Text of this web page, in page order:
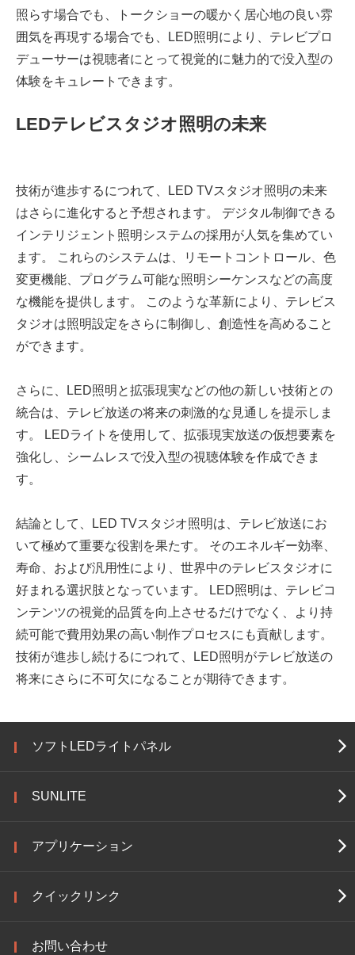
照らす場合でも、トークショーの暖かく居心地の良い雰
囲気を再現する場合でも、LED照明により、テレビプロ
デューサーは視聴者にとって視覚的に魅力的で没入型の
体験をキュレートできます。
LEDテレビスタジオ照明の未来
技術が進歩するにつれて、LED TVスタジオ照明の未来
はさらに進化すると予想されます。 デジタル制御できる
インテリジェント照明システムの採用が人気を集めてい
ます。 これらのシステムは、リモートコントロール、色
変更機能、プログラム可能な照明シーケンスなどの高度
な機能を提供します。 このような革新により、テレビス
タジオは照明設定をさらに制御し、創造性を高めること
ができます。
さらに、LED照明と拡張現実などの他の新しい技術との
統合は、テレビ放送の将来の刺激的な見通しを提示しま
す。 LEDライトを使用して、拡張現実放送の仮想要素を
強化し、シームレスで没入型の視聴体験を作成できま
す。
結論として、LED TVスタジオ照明は、テレビ放送にお
いて極めて重要な役割を果たす。 そのエネルギー効率、
寿命、および汎用性により、世界中のテレビスタジオに
好まれる選択肢となっています。 LED照明は、テレビコ
ンテンツの視覚的品質を向上させるだけでなく、より持
続可能で費用効果の高い制作プロセスにも貢献します。
技術が進歩し続けるにつれて、LED照明がテレビ放送の
将来にさらに不可欠になることが期待できます。
ソフトLEDライトパネル
SUNLITE
アプリケーション
クイックリンク
お問い合わせ